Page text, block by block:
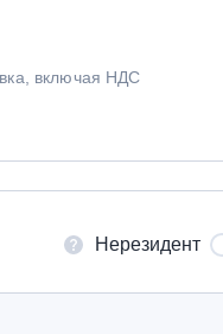
включая НДС
Нерезидент